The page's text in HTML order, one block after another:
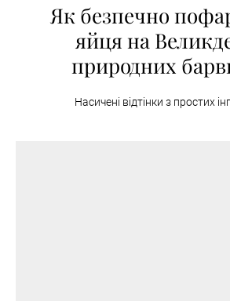
Як безпечно
яйця на
природних
Насичені відтінки з простих